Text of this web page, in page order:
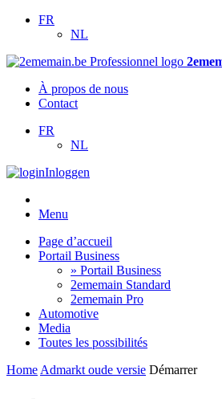
FR
NL
À propos de nous
Contact
FR
NL
Inloggen
Menu
Page d’accueil
Portail Business
» Portail Business
2ememain Standard
2ememain Pro
Automotive
Media
Toutes les possibilités
Home Admarkt oude versie Démarrer